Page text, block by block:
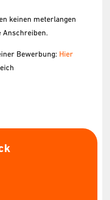
keinen meterlangen
Anschreiben.
Bewerbung: Hier